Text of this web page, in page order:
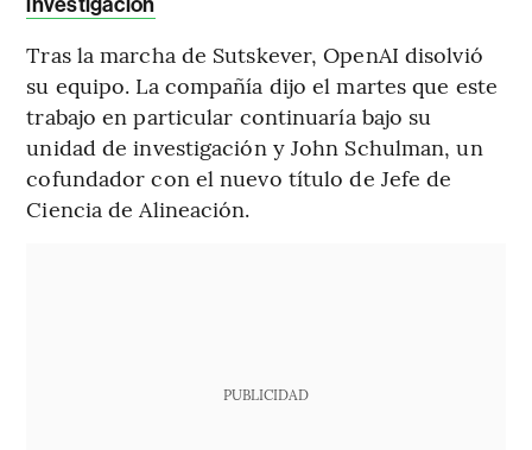
Tras la marcha de Sutskever, OpenAI disolvió
su equipo. La compañía dijo el martes que este
trabajo en particular continuaría bajo su
unidad de investigación y John Schulman, un
cofundador con el nuevo título de Jefe de
Ciencia de Alineación.
PUBLICIDAD